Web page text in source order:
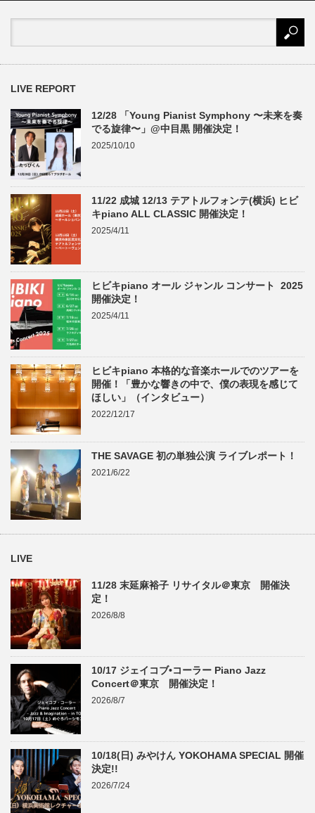
LIVE REPORT
12/28 「Young Pianist Symphony 〜未来を奏
でる旋律〜」@中目黒 開催決定！
2025/10/10
11/22 成城 12/13 テアトルフォンテ(横浜) ヒビ
キpiano ALL CLASSIC 開催決定！
2025/4/11
ヒビキpiano オール ジャンル コンサート 2025
開催決定！
2025/4/11
ヒビキpiano 本格的な音楽ホールでのツアーを
開催！「豊かな響きの中で、僕の表現を感じて
ほしい」（インタビュー）
2022/12/17
THE SAVAGE 初の単独公演 ライブレポート！
2021/6/22
LIVE
11/28 末延麻裕子 リサイタル＠東京 開催決
定！
2026/8/8
10/17 ジェイコブ•コーラー Piano Jazz
Concert＠東京 開催決定！
2026/8/7
10/18(日) みやけん YOKOHAMA SPECIAL 開催
決定!!
2026/7/24